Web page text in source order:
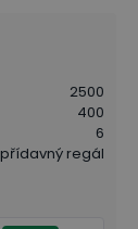
2500
400
6
přídavný regál